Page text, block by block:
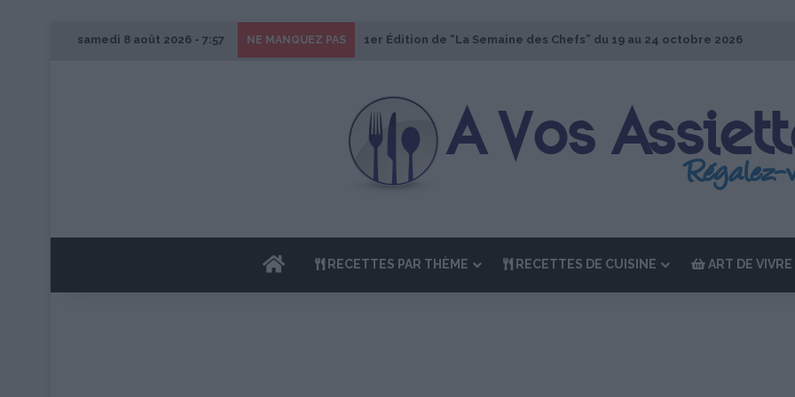
samedi 8 août 2026 - 7:57 NE MANQUEZ PAS 1er Édition de “La Semaine des Chefs” du 19 au 24 octobre 2026
ACCUEILRECETTES PAR THÈME RECETTES DE CUISINE ART DE VIVRE